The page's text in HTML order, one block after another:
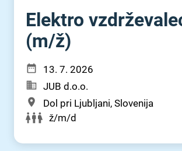
Elektro
(m⁠/⁠ž)
13. 7. 2026
JUB d.o.o.
Dol pri Ljubljani, Slovenija
ž/m/d